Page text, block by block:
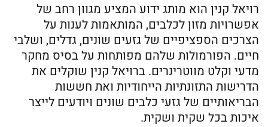
רויאל קנין הוא מותג ידוע המציע מגוון רחב של
אפשרויות מזון לכלבים, המותאמות לענות על
הצרכים הספציפיים של גזעים שונים, גדלים, ושלבי
חיים. הפורמולות שלהם מפותחות על בסיס מחקר
מדעי וקלט מווטרינרים. ברויאל קנין שוקלים את
הדרישות התזונתיות הייחודיות ואת חששות
הבריאותיים של גזעי כלבים שונים ויודעים לייצר
איכות בכל שקית ושקית.